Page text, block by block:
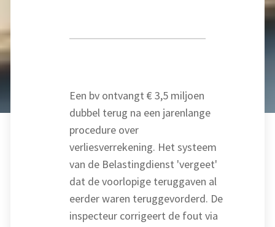
Een bv ontvangt € 3,5 miljoen
dubbel terug na een jarenlange
procedure over
verliesverrekening. Het systeem
van de Belastingdienst 'vergeet'
dat de voorlopige teruggaven al
eerder waren teruggevorderd. De
inspecteur corrigeert de fout via